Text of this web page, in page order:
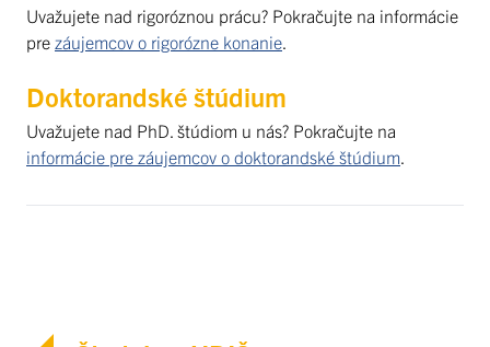
Uvažujete nad rigoróznou prácu? Pokračujte na informácie
pre záujemcov o rigorózne konanie.
Doktorandské štúdium
Uvažujete nad PhD. štúdiom u nás? Pokračujte na
informácie pre záujemcov o doktorandské štúdium.